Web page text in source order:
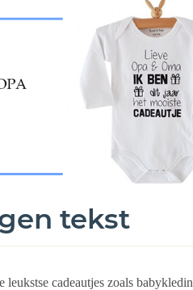
tekst
cadeautjes zoals